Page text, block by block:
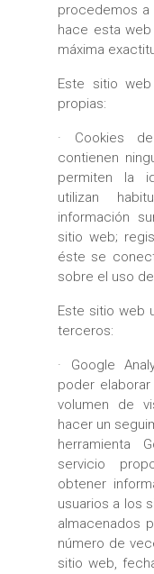
procedemos
hace esta
máxima
Este sitio
propias:
· Cookies
contienen
permiten la
utilizan
información
sitio web;
éste se
sobre el uso
Este sitio web
terceros:
· Google
poder
volumen de
hacer un
herramienta
servicio
obtener
usuarios a los
almacenados
número de
sitio web,